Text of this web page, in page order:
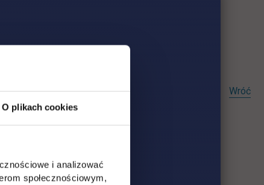
O plikach cookies
i analizować
społecznościowym,
Wróć